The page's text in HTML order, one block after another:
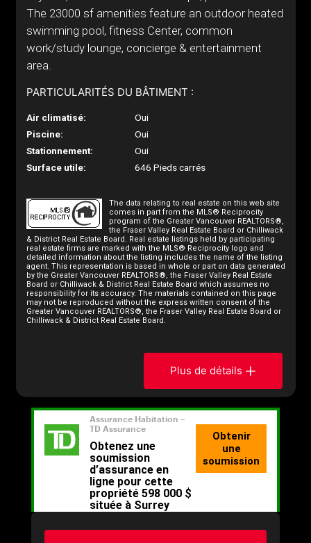
The 23000 sf amenities feature an outdoor heated
swimming pool, fitness Center, common
work/study lounge, concierge & entertainment
area.
PARTICULARITÉS DU BÂTIMENT :
Air climatisé:
Oui
Piscine:
Oui
Stationnement:
Oui
Surface utile:
646 Pieds carrés
The data relating to real estate on this web site
comes in part from the MLS® Reciprocity
program of the Greater Vancouver REALTORS®,
the Fraser Valley Real Estate Board or Chilliwack
& District Real Estate Board. Real estate listings held by participating
real estate firms are marked with the MLS® Reciprocity logo and
detailed information about the listing includes the name of the listing
agent. This representation is based in whole or part on data generated
by the Greater Vancouver REALTORS®, the Fraser Valley Real Estate
Board or Chilliwack & District Real Estate Board which assumes no
responsibility for its accuracy. The materials contained on this page
may not be reproduced without the express written consent of the
Greater Vancouver REALTORS®, the Fraser Valley Real Estate Board or
Chilliwack & District Real Estate Board.
Plus de détails